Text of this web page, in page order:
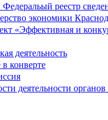
реестр
экономики
«Эффективная и
деятельность
конверте
деятельности